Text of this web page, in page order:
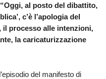
“Oggi, al posto del dibattito,
c’è l’apologia del
il processo alle intenzioni,
la caricaturizzazione
del manifesto di